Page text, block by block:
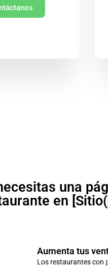
una
en
Aumenta tus
Los restaurantes con